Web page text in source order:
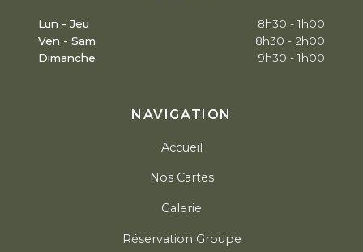
Lun - Jeu
8h30 - 1h00
Ven - Sam
8h30 - 2h00
Dimanche
9h30 - 1h00
NAVIGATION
Accueil
Nos Cartes
Galerie
Réservation Groupe